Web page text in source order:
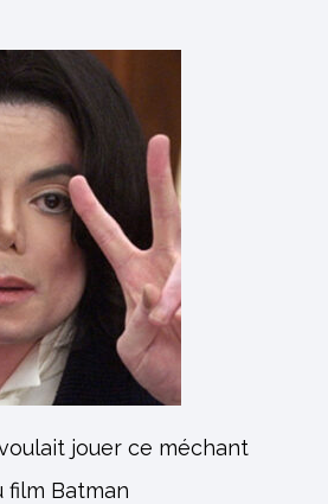
jouer ce méchant
film Batman